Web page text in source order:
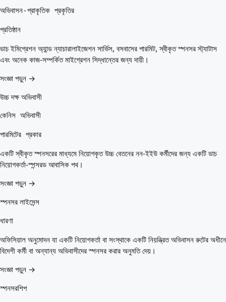
অভিবাসন-প্রাকৃতিক প্রকৃতির
প্রতিষ্ঠান
ডাচ ইমিগ্রেশন অ্যান্ড ন্যাচারালাইজেশন সার্ভিস, বসবাসের পারমিট, স্বীকৃত স্পনসর স্ট্যাটাস
এবং অনেক কাজ-সম্পর্কিত মাইগ্রেশন সিদ্ধান্তের জন্য দায়ী।
সংজ্ঞা পড়ুন →
উচ্চ দক্ষ অভিবাসী
কেনিস অভিবাসী
পারমিটের প্রকার
একটি স্বীকৃত স্পনসরের মাধ্যমে নিয়োগকৃত উচ্চ বেতনের নন-ইইউ কর্মীদের জন্য একটি ডাচ
নিয়োগকর্তা-স্পন্সরড আবাসিক পথ।
সংজ্ঞা পড়ুন →
স্পনসর লাইসেন্স
ধারণা
অফিসিয়াল অনুমোদন যা একটি নিয়োগকর্তা বা সংস্থাকে একটি নিয়ন্ত্রিত অভিবাসন রুটের অধীনে
বিদেশী কর্মী বা অন্যান্য অভিবাসীদের স্পনসর করার অনুমতি দেয়।
সংজ্ঞা পড়ুন →
স্পনসরশিপ